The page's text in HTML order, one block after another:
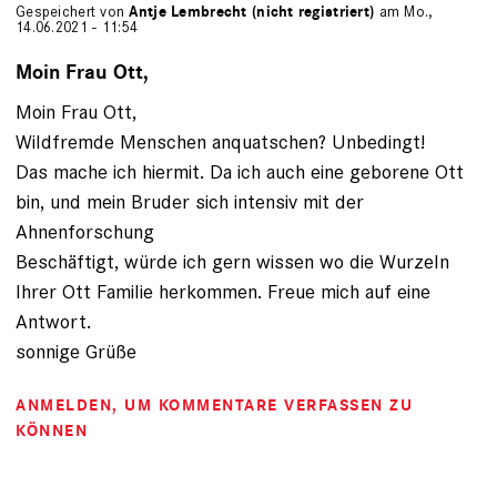
Gespeichert vonAntje Lembrecht (nicht registriert) am Mo.,
14.06.2021 - 11:54
Moin Frau Ott,
Moin Frau Ott,
Wildfremde Menschen anquatschen? Unbedingt!
Das mache ich hiermit. Da ich auch eine geborene Ott
bin, und mein Bruder sich intensiv mit der
Ahnenforschung
Beschäftigt, würde ich gern wissen wo die Wurzeln
Ihrer Ott Familie herkommen. Freue mich auf eine
Antwort.
sonnige Grüße
ANMELDEN, UM KOMMENTARE VERFASSEN ZU
KÖNNEN